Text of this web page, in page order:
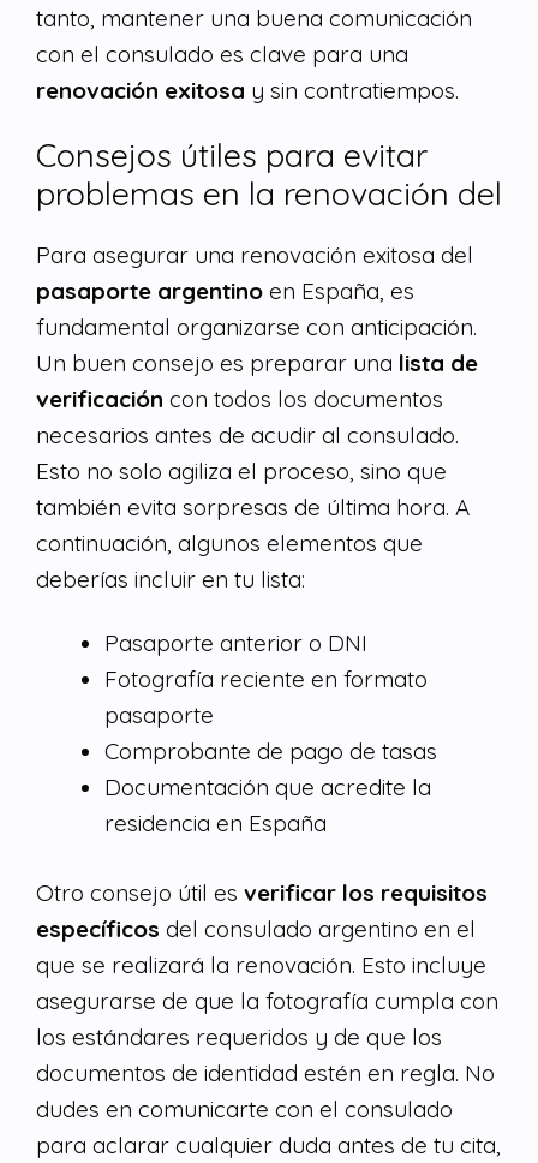
tanto, mantener una buena comunicación
con el consulado es clave para una
renovación exitosa y sin contratiempos.
Consejos útiles para evitar
problemas en la renovación del
Para asegurar una renovación exitosa del
pasaporte argentino en España, es
fundamental organizarse con anticipación.
Un buen consejo es preparar una lista de
verificación con todos los documentos
necesarios antes de acudir al consulado.
Esto no solo agiliza el proceso, sino que
también evita sorpresas de última hora. A
continuación, algunos elementos que
deberías incluir en tu lista:
Pasaporte anterior o DNI
Fotografía reciente en formato
pasaporte
Comprobante de pago de tasas
Documentación que acredite la
residencia en España
Otro consejo útil es verificar los requisitos
específicos del consulado argentino en el
que se realizará la renovación. Esto incluye
asegurarse de que la fotografía cumpla con
los estándares requeridos y de que los
documentos de identidad estén en regla. No
dudes en comunicarte con el consulado
para aclarar cualquier duda antes de tu cita,